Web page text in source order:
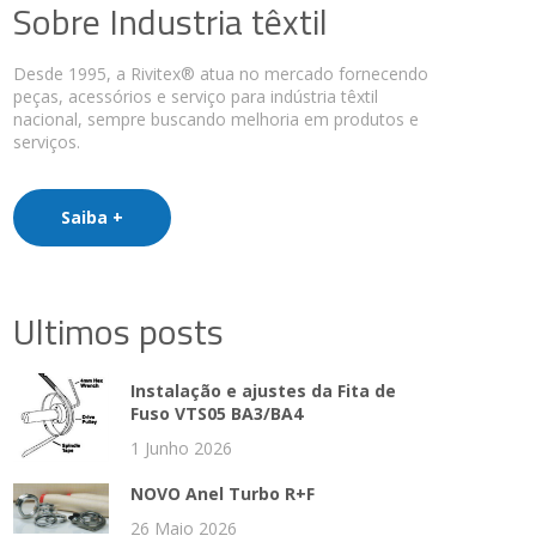
Sobre Industria têxtil
Desde 1995, a Rivitex® atua no mercado fornecendo
peças, acessórios e serviço para indústria têxtil
nacional, sempre buscando melhoria em produtos e
serviços.
Saiba +
Ultimos posts
Instalação e ajustes da Fita de
Fuso VTS05 BA3/BA4
1 Junho 2026
NOVO Anel Turbo R+F
26 Maio 2026